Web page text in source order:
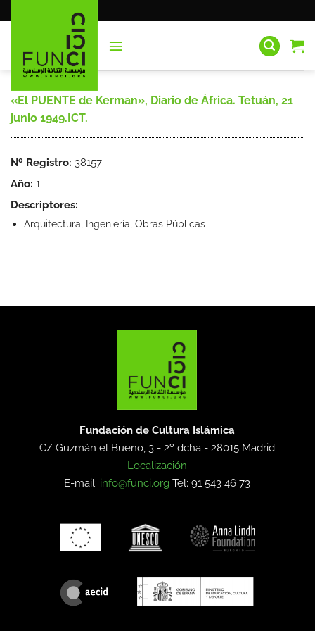
al
«El PUENTE de Kerman», Diario de África. Tetuán, 21
junio 1949.ICT.
Nº Registro: 38157
Año: 1
Descriptores:
Arquitectura, Ingeniería, Obras Públicas
Fundación de Cultura Islámica
C/ Guzmán el Bueno, 3 - 2º dcha -28015 Madrid
Localización
E-mail: info@funci.org Tel: 91 543 46 73